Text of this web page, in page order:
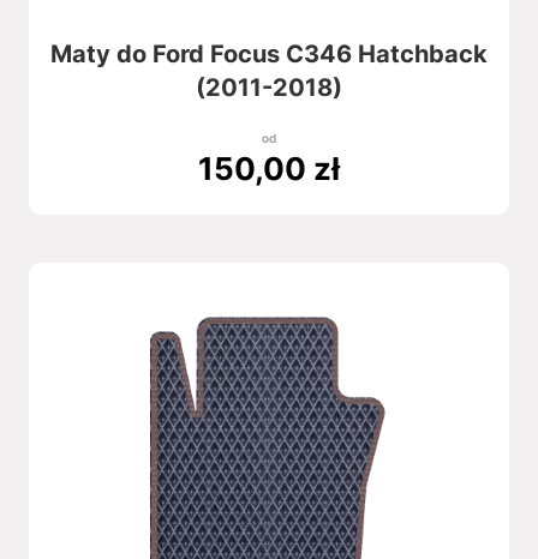
Maty do Ford Focus C346 Hatchback
(2011-2018)
od
150,00 zł